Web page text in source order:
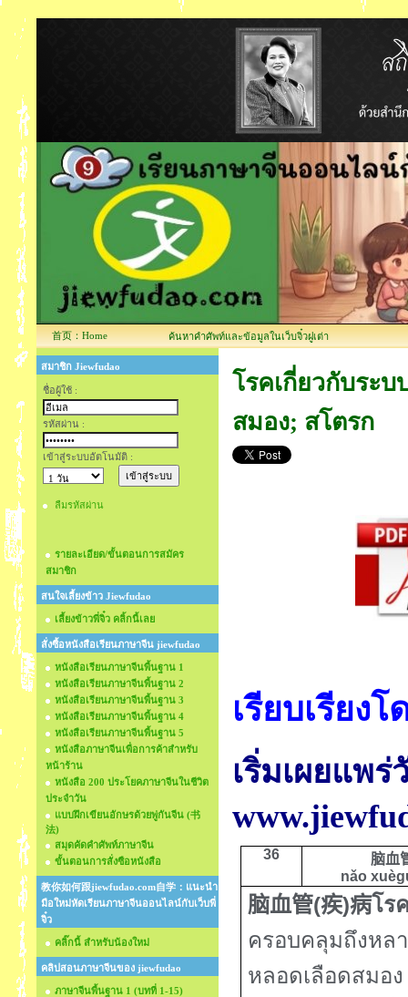
首页：Home ค้นหาคำศัพท์และข้อมูลในเว็บจิ๋วฝูเต่า
สมาชิก Jiewfudao
ชื่อผู้ใช้ :
รหัสผ่าน :
เข้าสู่ระบบอัตโนมัติ :
ลืมรหัสผ่าน
รายละเอียด/ขั้นตอนการสมัคร
สมาชิก
สนใจเลี้ยงข้าว Jiewfudao
เลี้ยงข้าวพี่จิ๋ว คลิ้กนี้เลย
สั่งซื้อหนังสือเรียนภาษาจีน jiewfudao
หนังสือเรียนภาษาจีนพื้นฐาน 1
หนังสือเรียนภาษาจีนพื้นฐาน 2
หนังสือเรียนภาษาจีนพื้นฐาน 3
หนังสือเรียนภาษาจีนพื้นฐาน 4
หนังสือเรียนภาษาจีนพื้นฐาน 5
หนังสือภาษาจีนเพื่อการค้าสำหรับ
หน้าร้าน
หนังสือ 200 ประโยคภาษาจีนในชีวิต
ประจำวัน
แบบฝึกเขียนอักษรด้วยพู่กันจีน (书
法)
สมุดคัดคำศัพท์ภาษาจีน
ขั้นตอนการสั่งซือหนังสือ
教你如何跟jiewfudao.com自学：แนะนำ
มือใหม่หัดเรียนภาษาจีนออนไลน์กับเว็บพี่
จิ๋ว
คลิ๊กนี้ สำหรับน้องใหม่
คลิปสอนภาษาจีนของ jiewfudao
ภาษาจีนพื้นฐาน 1 (บทที่ 1-15)
โรคเกี่ยวกับระ
สมอง; สโตรก
เรียบเรียง
เริ่มเผยแพ
36
脑血
nǎo
脑血管(疾)病โร
ครอบคลุมถึงหล
หลอดเลือดสมอ